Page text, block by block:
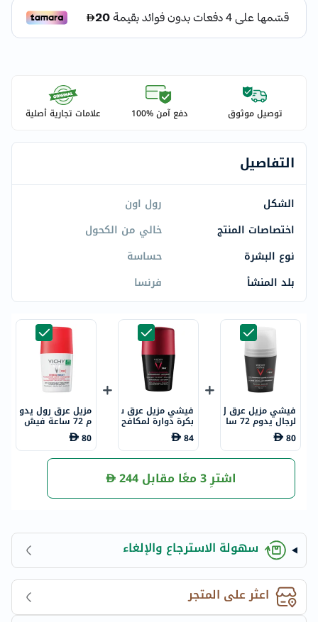
توصيل موثوق دفع آمن %100 علامات تجارية أصلية
التفاصيل
الشكل
رول اون
اختصاصات المنتج
خالي من الكحول
نوع البشرة
حساسة
بلد المنشأ
فرنسا
فيشي مزيل عرق ل
لرجال يدوم 72 سا
عة مزيل عرق بكرة
دوارة 50 مل
80
فيشي مزيل عرق ب
بكرة دوارة لمكافح
ة الروائح بتقنية ال
تحكم السريري لمد
ة 96 ساعة بلمسة
جافة للرجال 50 م
ل
84
مزيل عرق رول يدو
م 72 ساعة فيش
ي، مقاوم للإجهاد،
50 مل
80
اشترِ 3 معًا مقابل 244
سهولة الاسترجاع والإلغاء
اعثر على المتجر